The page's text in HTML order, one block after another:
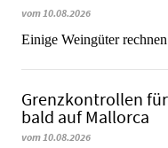
vom 10.08.2026
​​​​​​​Einige Weingüter
Grenzkontrollen
bald auf Mallorca
vom 10.08.2026